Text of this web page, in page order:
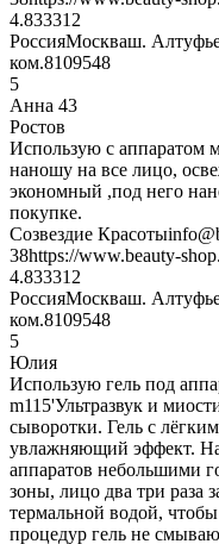
4.833312
РоссияМоскваш.
ком.8109548
5
Анна 43
Ростов
Использую с аппаратом
наношу на все лицо,
экономный ,под него
покупке.
Созвездие Красоты
38https://www.beauty-
4.833312
РоссияМоскваш.
ком.8109548
5
Юлия
Использую гель под
m115'Ультразвук и
сыворотки. Гель с
увлажняющий эффект.
аппаратов небольшими
зоны, лицо два три раза
термальной водой,
процедур гель не